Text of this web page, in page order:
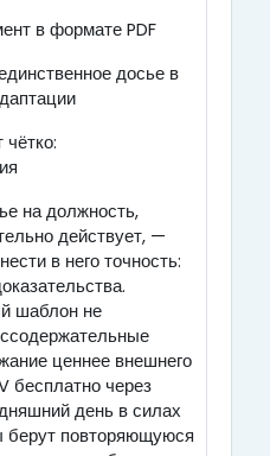
в формате PDF
досье в
на должность,
действует, —
в него точность:
шаблон не
ценнее внешнего
бесплатно через
день в силах
берут повторяющуюся